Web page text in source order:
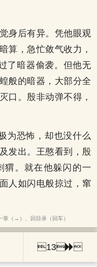
身后有异。凭他眼观
算，急忙敛气收力，
了暗器偷袭。但他无
般的暗器，大部分全
口。殷非动弹不得，
为恐怖，却也没什么
发出。王憨看到，殷
猬。就在他躲闪的一
人如闪电般掠过，窜
（→）、回目录（回车）
13 